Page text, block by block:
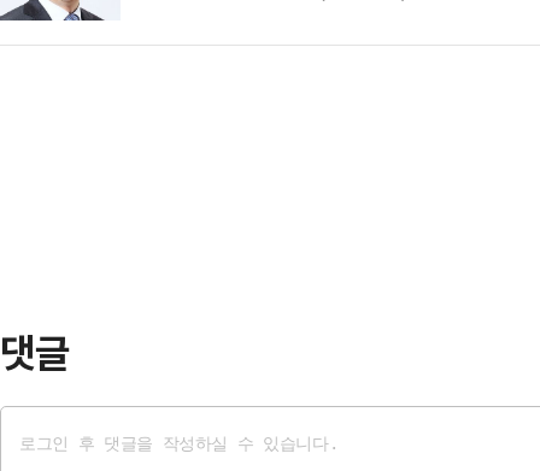
영활동 전반에 대해 이해도가 높다는 평가를 받는다.특히 개
댓글